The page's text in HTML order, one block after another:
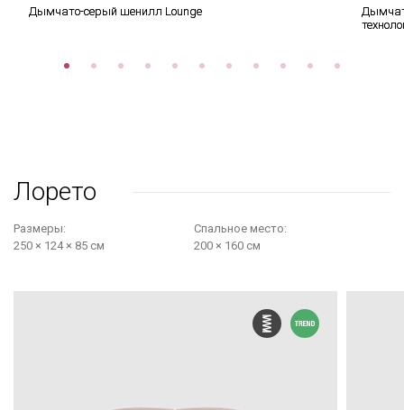
Дымчато-серый шенилл Lounge
Лорето
Размеры:
250 × 124 × 85 см
Cпальное место:
200 × 160 см